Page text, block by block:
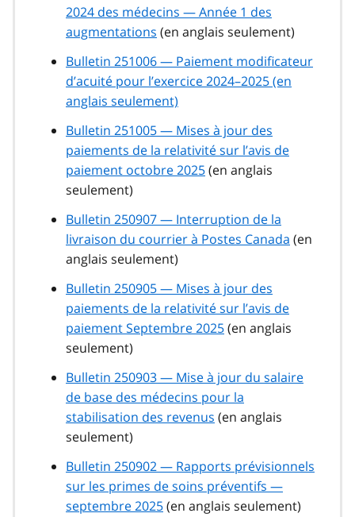
2024 des médecins — Année 1 des
augmentations (en anglais seulement)
Bulletin 251006 — Paiement modificateur
d’acuité pour l’exercice 2024–2025 (en
anglais seulement)
Bulletin 251005 — Mises à jour des
paiements de la relativité sur l’avis de
paiement octobre 2025(en anglais
seulement)
Bulletin 250907 — Interruption de la
livraison du courrier à Postes Canada (en
anglais seulement)
Bulletin 250905 — Mises à jour des
paiements de la relativité sur l’avis de
paiement Septembre 2025(en anglais
seulement)
Bulletin 250903 — Mise à jour du salaire
de base des médecins pour la
stabilisation des revenus (en anglais
seulement)
Bulletin 250902 — Rapports prévisionnels
sur les primes de soins préventifs —
septembre 2025(en anglais seulement)